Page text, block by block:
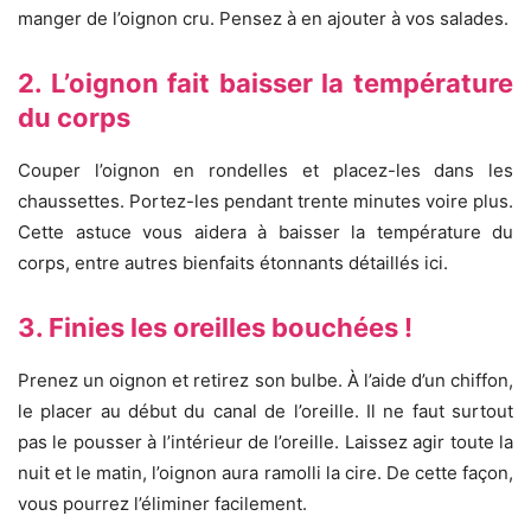
manger de l’oignon cru. Pensez à en ajouter à vos salades.
2. L’oignon fait baisser la température
du corps
Couper l’oignon en rondelles et placez-les dans les
chaussettes. Portez-les pendant trente minutes voire plus.
Cette astuce vous aidera à baisser la température du
corps, entre autres bienfaits étonnants détaillés ici.
3. Finies les oreilles bouchées !
Prenez un oignon et retirez son bulbe. À l’aide d’un chiffon,
le placer au début du canal de l’oreille. Il ne faut surtout
pas le pousser à l’intérieur de l’oreille. Laissez agir toute la
nuit et le matin, l’oignon aura ramolli la cire. De cette façon,
vous pourrez l’éliminer facilement.